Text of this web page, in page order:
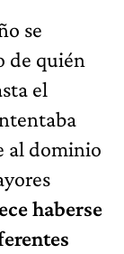
se
de quién
el
al dominio
haberse